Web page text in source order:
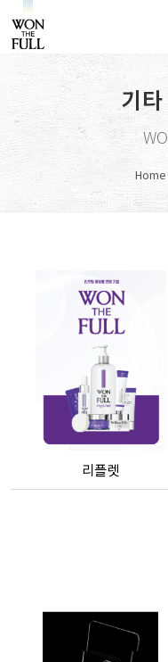
기
Home
리플렛